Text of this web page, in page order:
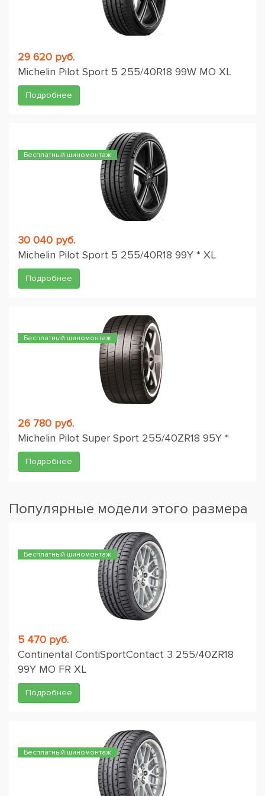
29 620 руб.
Michelin Pilot Sport 5 255/40R18 99W MO XL
Подробнее
Бесплатный шиномонтаж
30 040 руб.
Michelin Pilot Sport 5 255/40R18 99Y * XL
Подробнее
Бесплатный шиномонтаж
26 780 руб.
Michelin Pilot Super Sport 255/40ZR18 95Y *
Подробнее
Популярные модели этого размера
Бесплатный шиномонтаж
5 470 руб.
Continental ContiSportContact 3 255/40ZR18
99Y MO FR XL
Подробнее
Бесплатный шиномонтаж